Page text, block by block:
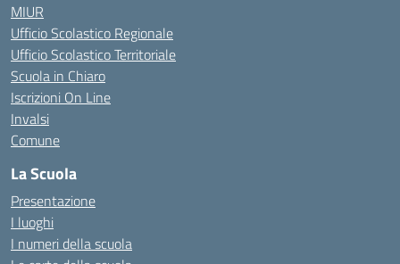
MIUR
Ufficio Scolastico Regionale
Ufficio Scolastico Territoriale
Scuola in Chiaro
Iscrizioni On Line
Invalsi
Comune
La Scuola
Presentazione
I luoghi
I numeri della scuola